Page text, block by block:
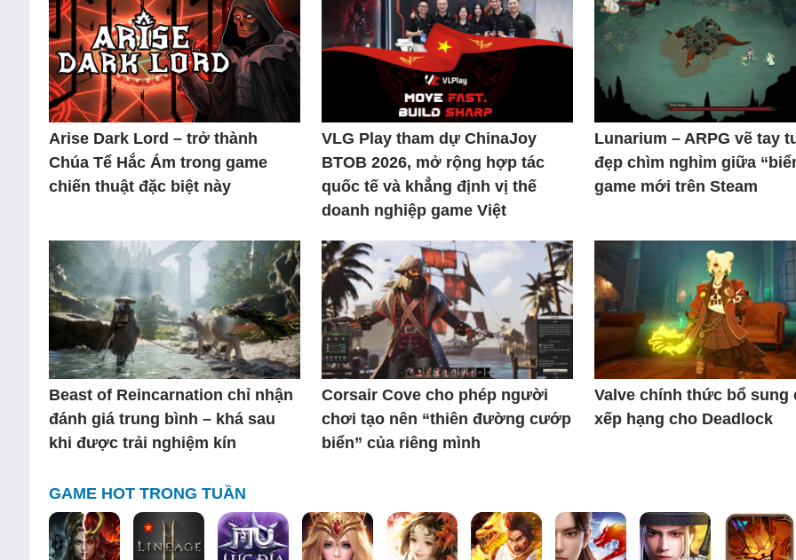
Arise Dark Lord – trở thành
Chúa Tể Hắc Ám trong game
chiến thuật đặc biệt này
VLG Play tham dự ChinaJoy
BTOB 2026, mở rộng hợp tác
quốc tế và khẳng định vị thế
doanh nghiệp game Việt
Lunarium – ARPG vẽ tay
đẹp chìm nghỉm giữa
game mới trên Steam
Beast of Reincarnation chỉ nhận
đánh giá trung bình – khá sau
khi được trải nghiệm kín
Corsair Cove cho phép người
chơi tạo nên “thiên đường cướp
biển” của riêng mình
Valve chính thức bổ sung
xếp hạng cho Deadlock
GAME HOT TRONG TUẦN